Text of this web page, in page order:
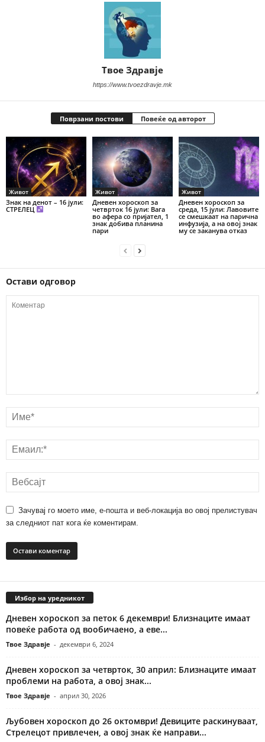
Твое Здравје
https://www.tvoezdravje.mk
Поврзани постови Повеќе од авторот
Живот
Знак на денот – 16 јули:
СТРЕЛЕЦ
Живот
Дневен хороскоп за
четврток 16 јули: Вага
во афера со пријател, 1
знак добива планина
пари
Живот
Дневен хороскоп за
среда, 15 јули: Лавовите
се смешкаат на парична
инфузија, а на овој знак
му се заканува отказ
Остави одговор
Зачувај го моето име, е-пошта и веб-локација во овој прелистувач
за следниот пат кога ќе коментирам.
Избор на уредникот
Дневен хороскоп за петок 6 декември! Близнаците имаат
повеќе работа од вообичаено, а еве...
Твое Здравје - декември 6, 2024
Дневен хороскоп за четврток, 30 април: Близнаците имаат
проблеми на работа, а овој знак...
Твое Здравје - април 30, 2026
Љубовен хороскоп до 26 октомври! Девиците раскинуваат,
Стрелецот привлечен, а овој знак ќе направи...